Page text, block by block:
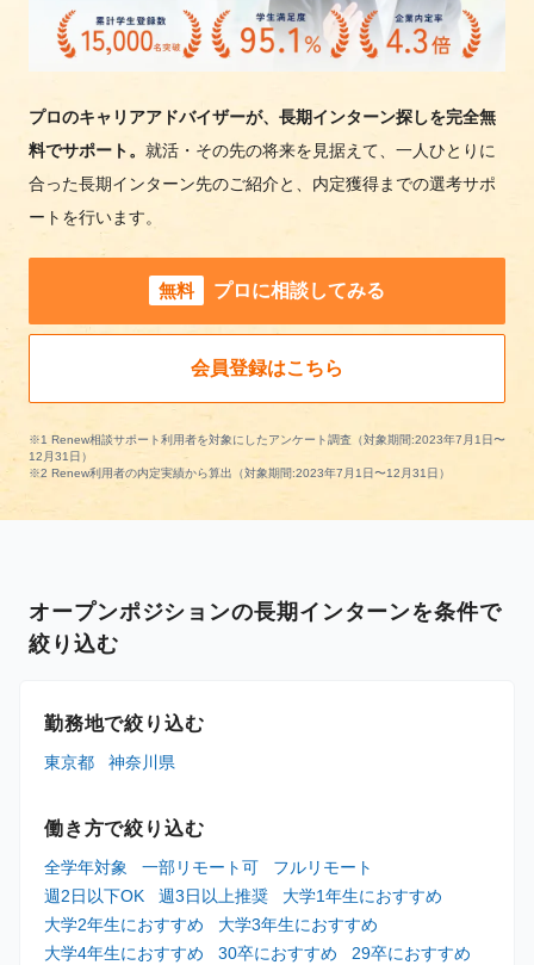
プロのキャリアアドバイザーが、長期インターン探しを完全無
料でサポート。 就活・その先の将来を見据えて、一人ひとりに
合った長期インターン先のご紹介と、内定獲得までの選考サポ
ートを行います。
無料 プロに相談してみる
会員登録はこちら
※1 Renew相談サポート利用者を対象にしたアンケート調査（対象期間:2023年7月1日〜
12月31日）
※2 Renew利用者の内定実績から算出（対象期間:2023年7月1日〜12月31日）
オープンポジションの長期インターンを条件で
絞り込む
勤務地で絞り込む
東京都 神奈川県
働き方で絞り込む
全学年対象 一部リモート可
フルリモート
週2日以下OK
週3日以上推奨
大学1年生におすすめ
大学2年生におすすめ
大学3年生におすすめ
大学4年生におすすめ
30卒におすすめ
29卒におすすめ